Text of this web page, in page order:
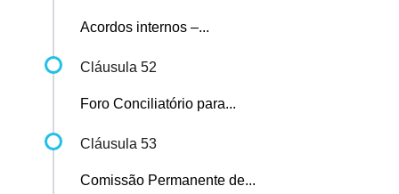
Acordos internos –...
Cláusula 52
Foro Conciliatório para...
Cláusula 53
Comissão Permanente de...